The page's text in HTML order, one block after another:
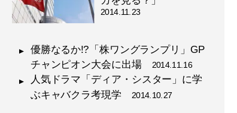
2014.11.23
優勝なるか!?「株ワングランプリ」GP
チャンピオン大会に出場
2014.11.16
人気ドラマ「ディア・シスター」に学
ぶキャバクラ考現学 2014.10.27